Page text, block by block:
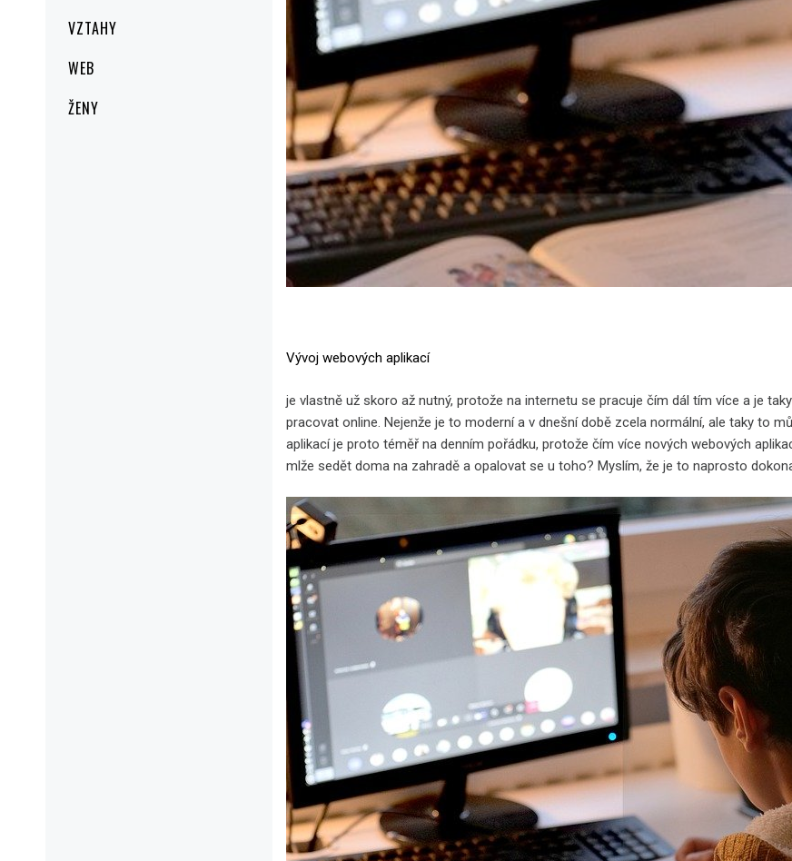
VZTAHY
WEB
ŽENY
Vývoj webových aplikací
je vlastně už skoro až nutný, protože na internetu se pracuje čím dál tím více a je
pracovat online. Nejenže je to moderní a v dnešní době zcela normální, ale taky to
aplikací je proto téměř na denním pořádku, protože čím více nových webových
mlže sedět doma na zahradě a opalovat se u toho? Myslím, že je to naprosto